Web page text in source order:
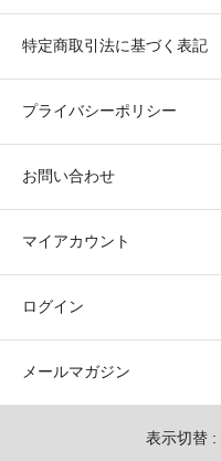
特定商取引法に基づく表記
プライバシーポリシー
お問い合わせ
マイアカウント
ログイン
メールマガジン
表示切替 :